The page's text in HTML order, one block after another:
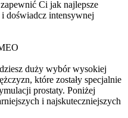
Ci jak najlepsze
doświadcz intensywnej
duży wybór wysokiej
które zostały specjalnie
prostaty. Poniżej
i najskuteczniejszych